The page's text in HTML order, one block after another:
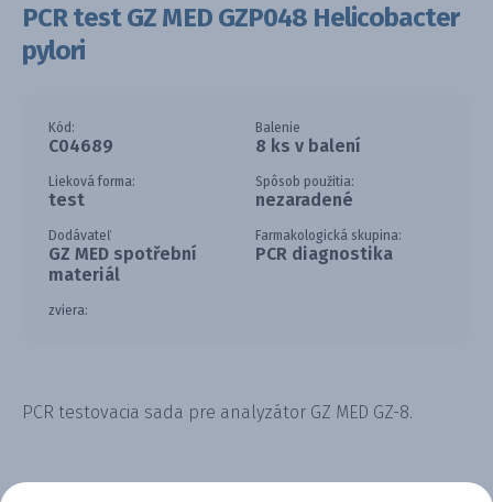
PCR test GZ MED GZP048 Helicobacter
pylori
Kód:
C04689
Balenie
8 ks v balení
Lieková forma:
test
Spôsob použitia:
nezaradené
Dodávateľ
GZ MED spotřební
materiál
Farmakologická skupina:
PCR diagnostika
zviera:
PCR testovacia sada pre analyzátor GZ MED GZ-8.